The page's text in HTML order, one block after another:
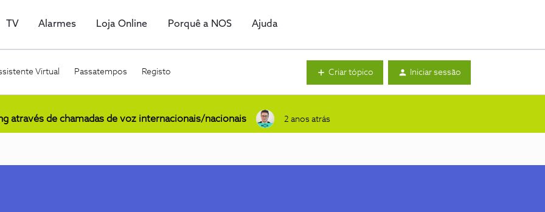
TV Alarmes Loja Online Porquê a NOS Ajuda
Virtual Passatempos Registo Criar tópico Iniciar sessão
através de chamadas de voz internacionais/nacionais 2 anos atrás